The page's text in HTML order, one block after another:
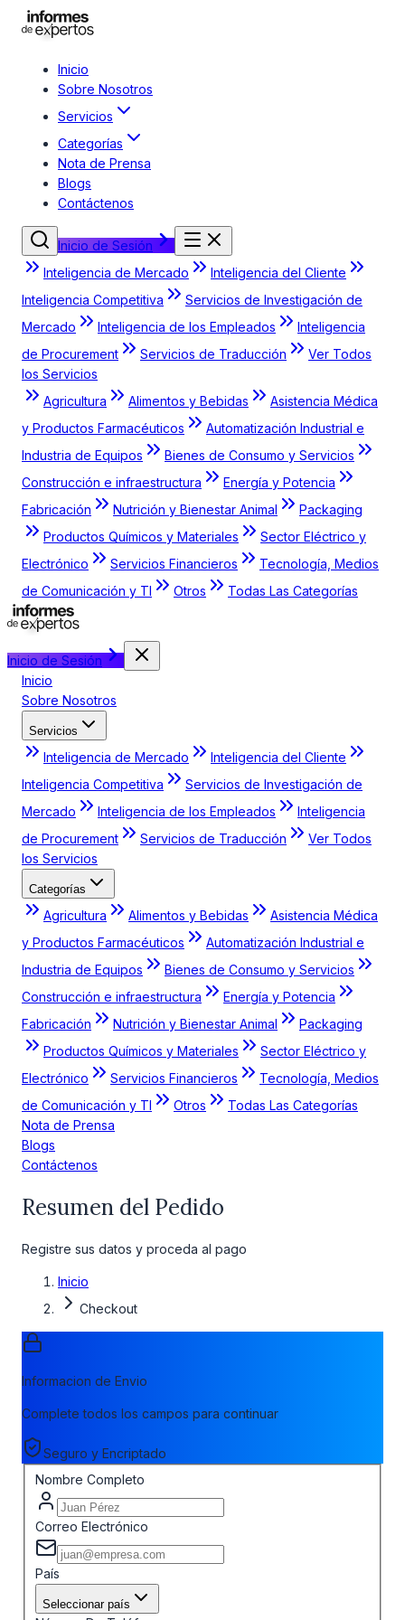
Inicio
Sobre Nosotros
Servicios
Categorías
Nota de Prensa
Blogs
Contáctenos
Inicio de Sesión
Inteligencia de Mercado
Inteligencia del Cliente
Inteligencia Competitiva
Servicios de Investigación de
Mercado
Inteligencia de los Empleados
Inteligencia
de Procurement
Servicios de Traducción
Ver Todos
los Servicios
Agricultura
Alimentos y Bebidas
Asistencia Médica
y Productos Farmacéuticos
Automatización Industrial e
Industria de Equipos
Bienes de Consumo y Servicios
Construcción e infraestructura
Energía y Potencia
Fabricación
Nutrición y Bienestar Animal
Packaging
Productos Químicos y Materiales
Sector Eléctrico y
Electrónico
Servicios Financieros
Tecnología, Medios
de Comunicación y TI
Otros Todas Las Categorías
Inicio de Sesión
Inicio
Sobre Nosotros
Servicios
Inteligencia de Mercado
Inteligencia del Cliente
Inteligencia Competitiva
Servicios de Investigación de
Mercado
Inteligencia de los Empleados
Inteligencia
de Procurement
Servicios de Traducción
Ver Todos
los Servicios
Categorías
Agricultura Alimentos y Bebidas
Asistencia Médica
y Productos Farmacéuticos
Automatización Industrial e
Industria de Equipos
Bienes de Consumo y Servicios
Construcción e infraestructura
Energía y Potencia
Fabricación
Nutrición y Bienestar Animal
Packaging
Productos Químicos y Materiales
Sector Eléctrico y
Electrónico
Servicios Financieros
Tecnología, Medios
de Comunicación y TI
Otros
Todas Las Categorías
Nota de Prensa
Blogs
Contáctenos
Resumen del Pedido
Registre sus datos y proceda al pago
Inicio
Checkout
Informacion de Envio
Complete todos los campos para continuar
Seguro y Encriptado
Nombre Completo
Correo Electrónico
País
Seleccionar país